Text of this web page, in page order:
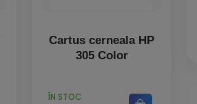
Cartus cerneala HP
305 Color
PRET
ÎN STOC